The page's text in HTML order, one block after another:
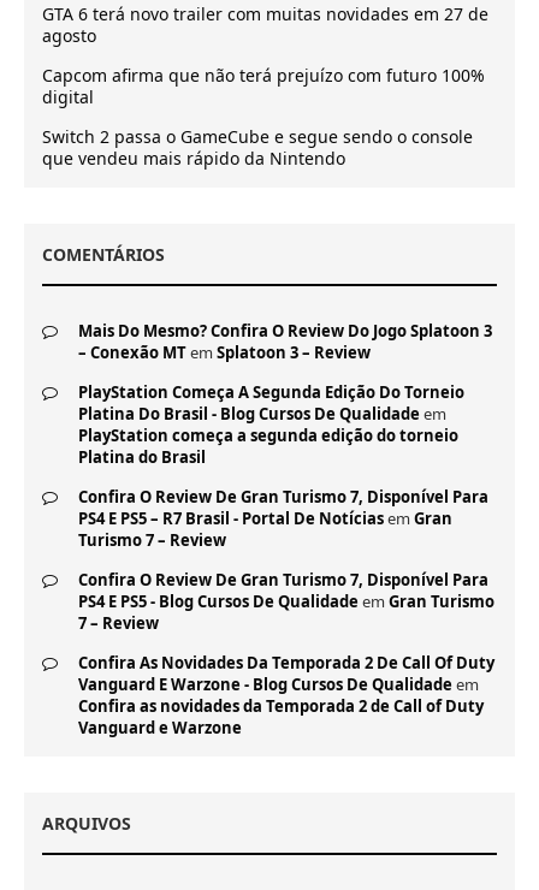
GTA 6 terá novo trailer com muitas novidades em 27 de
agosto
Capcom afirma que não terá prejuízo com futuro 100%
digital
Switch 2 passa o GameCube e segue sendo o console
que vendeu mais rápido da Nintendo
COMENTÁRIOS
Mais Do Mesmo? Confira O Review Do Jogo Splatoon 3
– Conexão MTem Splatoon 3 – Review
PlayStation Começa A Segunda Edição Do Torneio
Platina Do Brasil - Blog Cursos De Qualidade em
PlayStation começa a segunda edição do torneio
Platina do Brasil
Confira O Review De Gran Turismo 7, Disponível Para
PS4 E PS5 – R7 Brasil - Portal De Notíciasem Gran
Turismo 7 – Review
Confira O Review De Gran Turismo 7, Disponível Para
PS4 E PS5 - Blog Cursos De Qualidade em Gran Turismo
7 – Review
Confira As Novidades Da Temporada 2 De Call Of Duty
Vanguard E Warzone - Blog Cursos De Qualidade em
Confira as novidades da Temporada 2 de Call of Duty
Vanguard e Warzone
ARQUIVOS